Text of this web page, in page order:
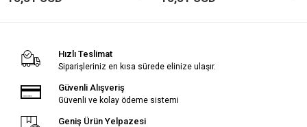
Hızlı Teslimat
Siparişleriniz en kısa sürede elinize ulaşır.
Güvenli Alışveriş
Güvenli ve kolay ödeme sistemi
Geniş Ürün Yelpazesi